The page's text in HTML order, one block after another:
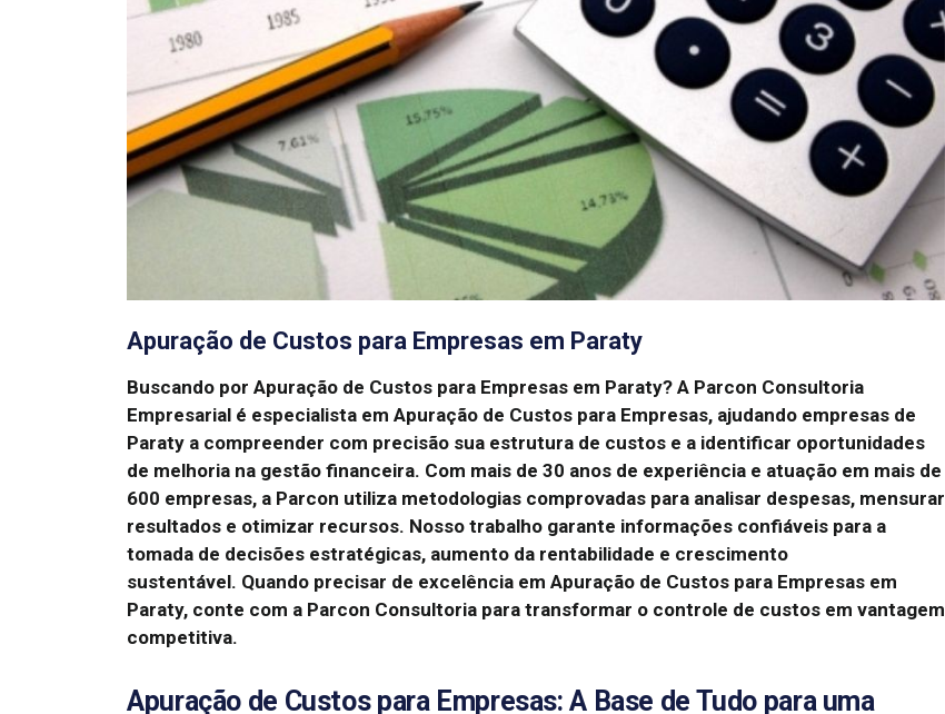
Apuração de Custos para Empresas em Paraty
Buscando por Apuração de Custos para Empresas em Paraty? A Parcon Consultoria
Empresarial é especialista em Apuração de Custos para Empresas, ajudando empresas de
Paraty a compreender com precisão sua estrutura de custos e a identificar oportunidades
de melhoria na gestão financeira. Com mais de 30 anos de experiência e atuação em mais de
600 empresas, a Parcon utiliza metodologias comprovadas para analisar despesas, mensurar
resultados e otimizar recursos. Nosso trabalho garante informações confiáveis para a
tomada de decisões estratégicas, aumento da rentabilidade e crescimento
sustentável. Quando precisar de excelência em Apuração de Custos para Empresas em
Paraty, conte com a Parcon Consultoria para transformar o controle de custos em vantagem
competitiva.
Apuração de Custos para Empresas: A Base de Tudo para uma